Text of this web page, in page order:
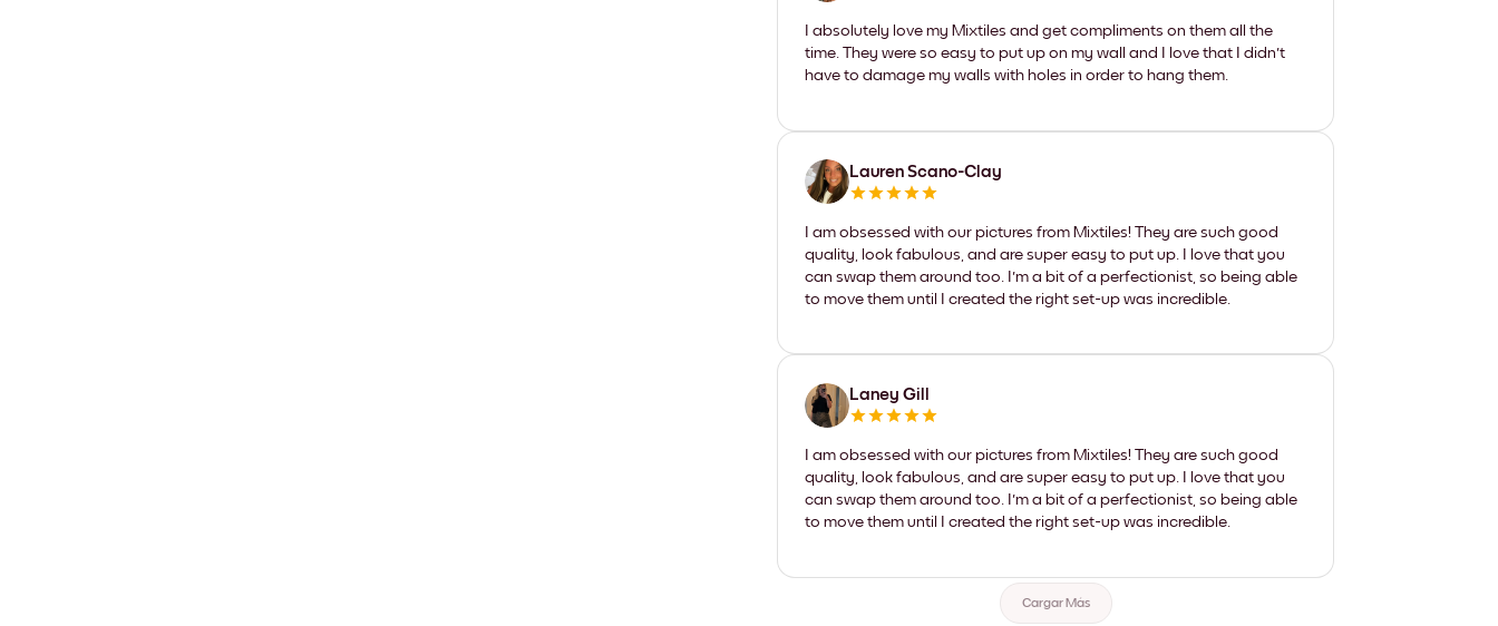
I absolutely love my Mixtiles and get compliments on them all the
time. They were so easy to put up on my wall and I love that I didn't
have to damage my walls with holes in order to hang them.
Lauren Scano-Clay
I am obsessed with our pictures from Mixtiles! They are such good
quality, look fabulous, and are super easy to put up. I love that you
can swap them around too. I'm a bit of a perfectionist, so being able
to move them until I created the right set-up was incredible.
Laney Gill
I am obsessed with our pictures from Mixtiles! They are such good
quality, look fabulous, and are super easy to put up. I love that you
can swap them around too. I'm a bit of a perfectionist, so being able
to move them until I created the right set-up was incredible.
Cargar Más